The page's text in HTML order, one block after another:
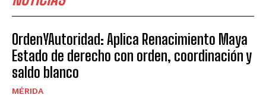
OrdenYAutoridad: Aplica Renacimiento Maya
Estado de derecho con orden, coordinación y
saldo blanco
MÉRIDA